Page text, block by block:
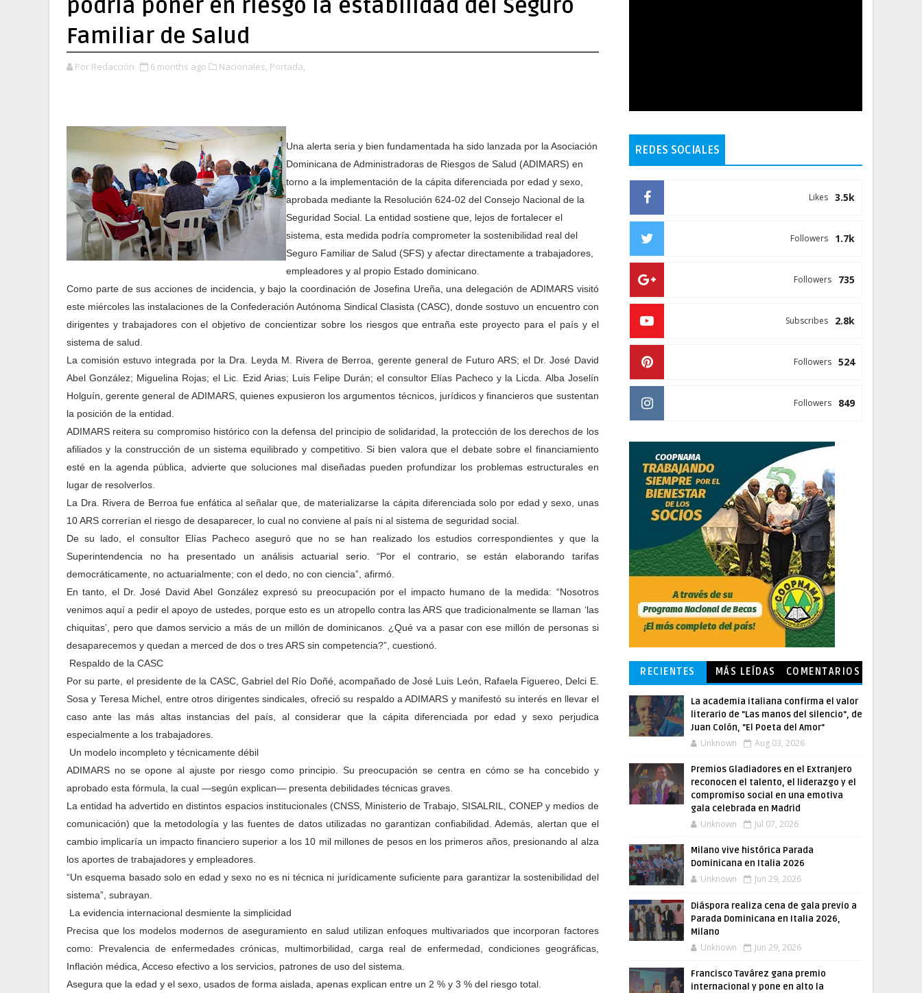
podría poner en riesgo la estabilidad del Seguro
Familiar de Salud
Por Redacción 6 months ago Nacionales, Portada,
Una alerta seria y bien fundamentada ha sido lanzada por la Asociación
Dominicana de Administradoras de Riesgos de Salud (ADIMARS) en
torno a la implementación de la cápita diferenciada por edad y sexo,
aprobada mediante la Resolución 624-02 del Consejo Nacional de la
Seguridad Social. La entidad sostiene que, lejos de fortalecer el
sistema, esta medida podría comprometer la sostenibilidad real del
Seguro Familiar de Salud (SFS) y afectar directamente a trabajadores,
empleadores y al propio Estado dominicano.
Como parte de sus acciones de incidencia, y bajo la coordinación de Josefina Ureña, una delegación de ADIMARS visitó
este miércoles las instalaciones de la Confederación Autónoma Sindical Clasista (CASC), donde sostuvo un encuentro con
dirigentes y trabajadores con el objetivo de concientizar sobre los riesgos que entraña este proyecto para el país y el
sistema de salud.
La comisión estuvo integrada por la Dra. Leyda M. Rivera de Berroa, gerente general de Futuro ARS; el Dr. José David
Abel González; Miguelina Rojas; el Lic. Ezid Arias; Luis Felipe Durán; el consultor Elías Pacheco y la Licda. Alba Joselín
Holguín, gerente general de ADIMARS, quienes expusieron los argumentos técnicos, jurídicos y financieros que sustentan
la posición de la entidad.
ADIMARS reitera su compromiso histórico con la defensa del principio de solidaridad, la protección de los derechos de los
afiliados y la construcción de un sistema equilibrado y competitivo. Si bien valora que el debate sobre el financiamiento
esté en la agenda pública, advierte que soluciones mal diseñadas pueden profundizar los problemas estructurales en
lugar de resolverlos.
La Dra. Rivera de Berroa fue enfática al señalar que, de materializarse la cápita diferenciada solo por edad y sexo, unas
10 ARS correrían el riesgo de desaparecer, lo cual no conviene al país ni al sistema de seguridad social.
De su lado, el consultor Elías Pacheco aseguró que no se han realizado los estudios correspondientes y que la
Superintendencia no ha presentado un análisis actuarial serio. “Por el contrario, se están elaborando tarifas
democráticamente, no actuarialmente; con el dedo, no con ciencia”, afirmó.
En tanto, el Dr. José David Abel González expresó su preocupación por el impacto humano de la medida: “Nosotros
venimos aquí a pedir el apoyo de ustedes, porque esto es un atropello contra las ARS que tradicionalmente se llaman ‘las
chiquitas’, pero que damos servicio a más de un millón de dominicanos. ¿Qué va a pasar con ese millón de personas si
desaparecemos y quedan a merced de dos o tres ARS sin competencia?”, cuestionó.
Respaldo de la CASC
Por su parte, el presidente de la CASC, Gabriel del Río Doñé, acompañado de José Luis León, Rafaela Figuereo, Delci E.
Sosa y Teresa Michel, entre otros dirigentes sindicales, ofreció su respaldo a ADIMARS y manifestó su interés en llevar el
caso ante las más altas instancias del país, al considerar que la cápita diferenciada por edad y sexo perjudica
especialmente a los trabajadores.
Un modelo incompleto y técnicamente débil
ADIMARS no se opone al ajuste por riesgo como principio. Su preocupación se centra en cómo se ha concebido y
aprobado esta fórmula, la cual —según explican— presenta debilidades técnicas graves.
La entidad ha advertido en distintos espacios institucionales (CNSS, Ministerio de Trabajo, SISALRIL, CONEP y medios de
comunicación) que la metodología y las fuentes de datos utilizadas no garantizan confiabilidad. Además, alertan que el
cambio implicaría un impacto financiero superior a los 10 mil millones de pesos en los primeros años, presionando al alza
los aportes de trabajadores y empleadores.
“Un esquema basado solo en edad y sexo no es ni técnica ni jurídicamente suficiente para garantizar la sostenibilidad del
sistema”, subrayan.
La evidencia internacional desmiente la simplicidad
Precisa que los modelos modernos de aseguramiento en salud utilizan enfoques multivariados que incorporan factores
como: Prevalencia de enfermedades crónicas, multimorbilidad, carga real de enfermedad, condiciones geográficas,
Inflación médica, Acceso efectivo a los servicios, patrones de uso del sistema.
Asegura que la edad y el sexo, usados de forma aislada, apenas explican entre un 2 % y 3 % del riesgo total.
REDES SOCIALES
3.5k
Likes
1.7k
Followers
735
Followers
2.8k
Subscribes
524
Followers
849
Followers
RECIENTES MÁS LEÍDAS COMENTARIOS
La academia italiana confirma el valor
literario de "Las manos del silencio", de
Juan Colón, "El Poeta del Amor"
Unknown Aug 03, 2026
Premios Gladiadores en el Extranjero
reconocen el talento, el liderazgo y el
compromiso social en una emotiva
gala celebrada en Madrid
Unknown Jul 07, 2026
Milano vive histórica Parada
Dominicana en Italia 2026
Unknown Jun 29, 2026
Diáspora realiza cena de gala previo a
Parada Dominicana en Italia 2026,
Milano
Unknown Jun 29, 2026
Francisco Tavárez gana premio
internacional y pone en alto la